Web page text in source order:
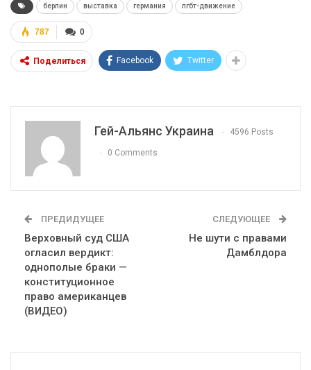
берлин выставка германия лгбт-движение
0
787
Поделиться Facebook Twitter
Гей-Альянс Украина 4596 Posts
0 Comments
ПРЕДИДУЩЕЕ
Верховный суд США
огласил вердикт:
однополые браки —
конституционное
право американцев
(ВИДЕО)
СЛЕДУЮЩЕЕ
Не шути с правами
Дамблдора